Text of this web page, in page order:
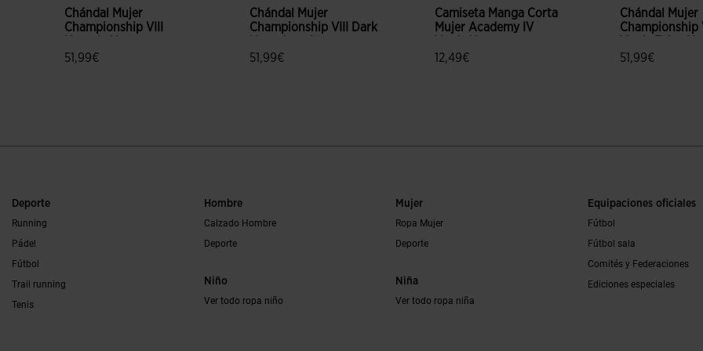
Chándal Mujer
Championship VIII
51,99€
Chándal Mujer
Championship VIII Dark
51,99€
Camiseta Manga Corta
Mujer Academy IV
12,49€
Chándal Mujer
Championship
51,99€
Deporte
Running
Pádel
Fútbol
Trail running
Tenis
Hombre
Calzado Hombre
Deporte
Niño
Ver todo ropa niño
Mujer
Ropa Mujer
Deporte
Niña
Ver todo ropa niña
Equipaciones oficiales
Fútbol
Fútbol sala
Comités y Federaciones
Ediciones especiales